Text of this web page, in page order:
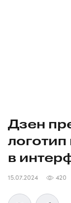
Дзен
в
15.07.2024 420